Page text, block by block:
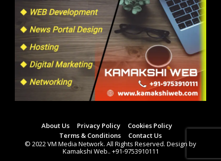
About Us Privacy Policy
Cookies Policy
Terms & Conditions
Contact Us
© 2022 VM Media Network. All Rights Reserved. Design by
Kamakshi Web.. +91-9753910111